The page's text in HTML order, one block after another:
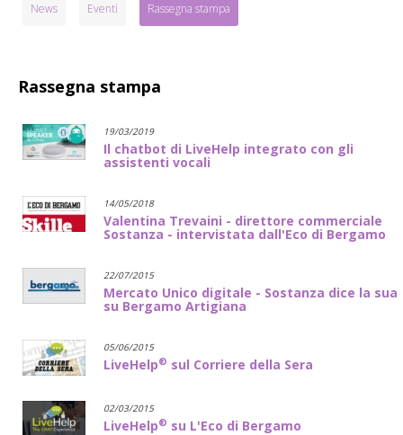
News Eventi Rassegna stampa
Rassegna stampa
19/03/2019
Il chatbot di LiveHelp integrato con gli
assistenti vocali
14/05/2018
Valentina Trevaini - direttore commerciale
Sostanza - intervistata dall'Eco di Bergamo
22/07/2015
Mercato Unico digitale - Sostanza dice la sua
su Bergamo Artigiana
05/06/2015
LiveHelp® sul Corriere della Sera
02/03/2015
LiveHelp® su L'Eco di Bergamo